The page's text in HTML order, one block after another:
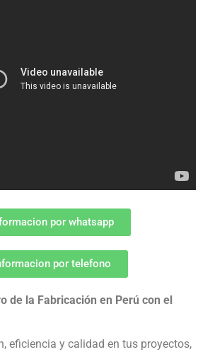
por whatsapp
por telefono
de la Fabricación en Perú con el
eficiencia y calidad en tus proyectos,